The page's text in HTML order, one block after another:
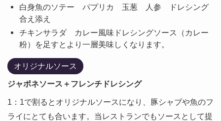
白身魚のソテー パプリカ 玉葱 人参 ドレシング
合え添え
チキンサラダ カレー風味ドレシングソース（カレー
粉）を足すとより一層美味しくなります。
オリジナルソース
ジャポネソース＋フレンチドレシング
1：1で割るとオリジナルソースになり、豚シャブや魚のフ
ライにとても合います。当レストランでもソースとして提